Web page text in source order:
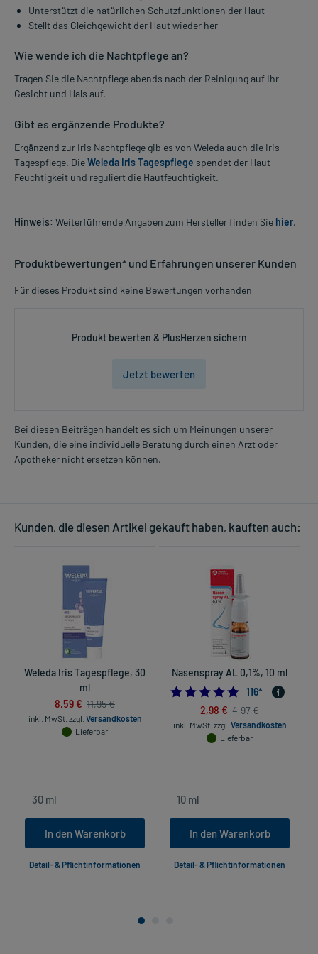
Unterstützt die natürlichen Schutzfunktionen der Haut
Stellt das Gleichgewicht der Haut wieder her
Wie wende ich die Nachtpflege an?
Tragen Sie die Nachtpflege abends nach der Reinigung auf Ihr
Gesicht und Hals auf.
Gibt es ergänzende Produkte?
Ergänzend zur Iris Nachtpflege gib es von Weleda auch die Iris
Tagespflege. DieWeleda Iris Tagespflege spendet der Haut
Feuchtigkeit und reguliert die Hautfeuchtigkeit.
Hinweis: Weiterführende Angaben zum Hersteller finden Sie hier.
Produktbewertungen* und Erfahrungen unserer Kunden
Für dieses Produkt sind keine Bewertungen vorhanden
Produkt bewerten & PlusHerzen sichern
Jetzt bewerten
Bei diesen Beiträgen handelt es sich um Meinungen unserer
Kunden, die eine individuelle Beratung durch einen Arzt oder
Apotheker nicht ersetzen können.
Kunden, die diesen Artikel gekauft haben, kauften auch:
Weleda Iris Tagespflege, 30
ml
8,59 € 11,95 €
inkl. MwSt. zzgl. Versandkosten
Lieferbar
In den Warenkorb
Detail- & Pflichtinformationen
Nasenspray AL 0,1%, 10 ml
116*
2,98 € 4,97 €
inkl. MwSt. zzgl. Versandkosten
Lieferbar
In den Warenkorb
Detail- & Pflichtinformationen